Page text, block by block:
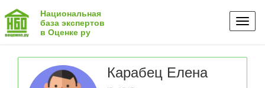
Национальная
база экспертов
в Оценке ру
Карабец Елена